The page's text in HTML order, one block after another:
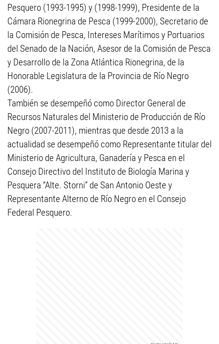
Pesquero (1993-1995) y (1998-1999), Presidente de la
Cámara Rionegrina de Pesca (1999-2000), Secretario de
la Comisión de Pesca, Intereses Marítimos y Portuarios
del Senado de la Nación, Asesor de la Comisión de Pesca
y Desarrollo de la Zona Atlántica Rionegrina, de la
Honorable Legislatura de la Provincia de Río Negro
(2006).
También se desempeñó como Director General de
Recursos Naturales del Ministerio de Producción de Río
Negro (2007-2011), mientras que desde 2013 a la
actualidad se desempeñó como Representante titular del
Ministerio de Agricultura, Ganadería y Pesca en el
Consejo Directivo del Instituto de Biología Marina y
Pesquera “Alte. Storni” de San Antonio Oeste y
Representante Alterno de Río Negro en el Consejo
Federal Pesquero.